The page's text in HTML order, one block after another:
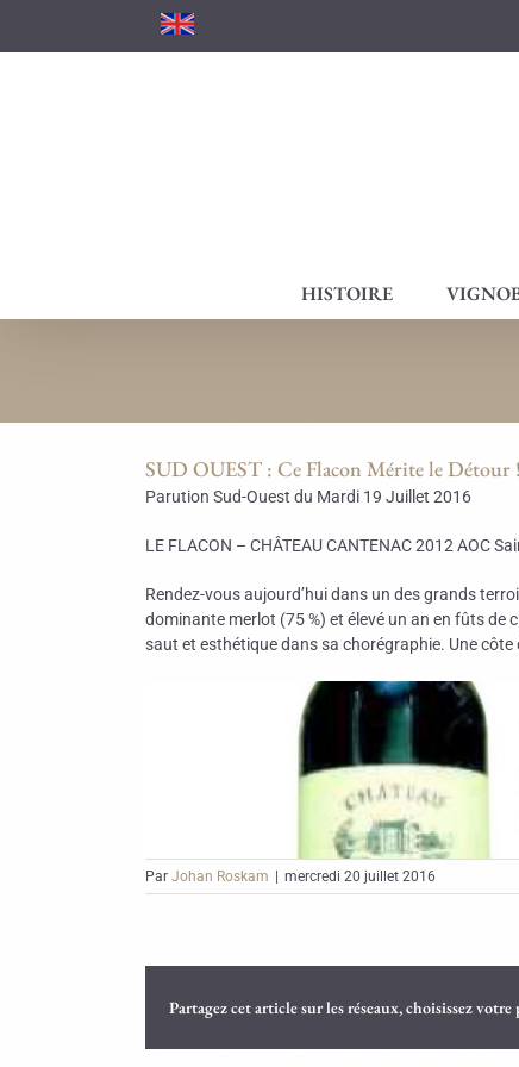
HISTOIRE
SUD OUEST : Ce Flacon Mérite le Détour !
Parution Sud-Ouest du Mardi 19 Juillet 2016
LE FLACON – CHÂTEAU CANTENAC 2012 AOC
Rendez-vous aujourd’hui dans un des grands
dominante merlot (75 %) et élevé un an en fûts de
saut et esthétique dans sa chorégraphie. Une
Par Johan Roskam mercredi 20 juillet 2016
Partagez cet article sur les réseaux, choisissez